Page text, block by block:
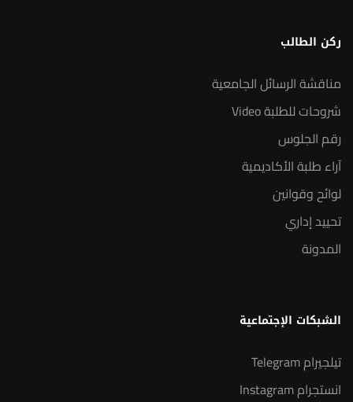
ركن الطالب
مناقشة الرسائل الجامعية
شروحات للطلبة Video
رقم الجلوس
آراء طلبة الأكاديمية
لوائح وقوانين
تحييد إداري
المدونة
الشبكات الإجتماعية
تيلجيرام Telegram
انستجرام Instagram